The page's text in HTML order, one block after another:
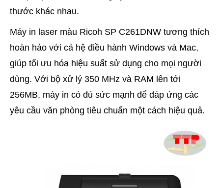
thước khác nhau.
Máy in laser màu Ricoh SP C261DNW tương thích
hoàn hảo với cả hệ điều hành Windows và Mac,
giúp tối ưu hóa hiệu suất sử dụng cho mọi người
dùng. Với bộ xử lý 350 MHz và RAM lên tới
256MB, máy in có đủ sức mạnh để đáp ứng các
yêu cầu văn phòng tiêu chuẩn một cách hiệu quả.